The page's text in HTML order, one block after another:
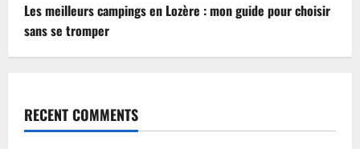
Les meilleurs campings en Lozère : mon guide pour choisir
sans se tromper
RECENT COMMENTS